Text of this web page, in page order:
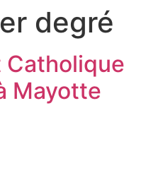
degré
Catholique
Mayotte